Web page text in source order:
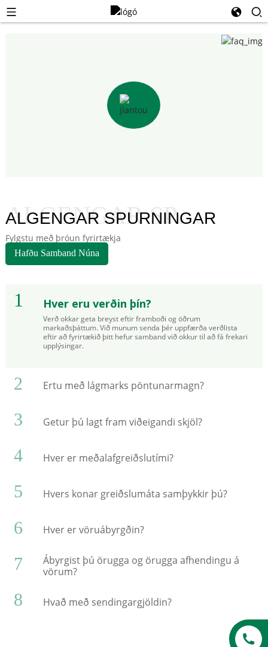
ALGENGAR SPURNINGAR
ALGENGAR SPURNINGAR
Fylgstu með þróun fyrirtækja
Hafðu Samband Núna
1 Hver eru verðin þín?
Verð okkar geta breyst eftir framboði og öðrum
markaðsþáttum. Við munum senda þér uppfærða verðlista
eftir að fyrirtækið þitt hefur samband við okkur til að fá frekari
upplýsingar.
2 Ertu með lágmarks pöntunarmagn?
3 Getur þú lagt fram viðeigandi skjöl?
4 Hver er meðalafgreiðslutími?
5 Hvers konar greiðslumáta samþykkir þú?
6 Hver er vöruábyrgðin?
7
Ábyrgist þú örugga og örugga afhendingu á
vörum?
8 Hvað með sendingargjöldin?